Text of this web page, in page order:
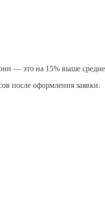
— это на 15% выше
после оформления заявки.